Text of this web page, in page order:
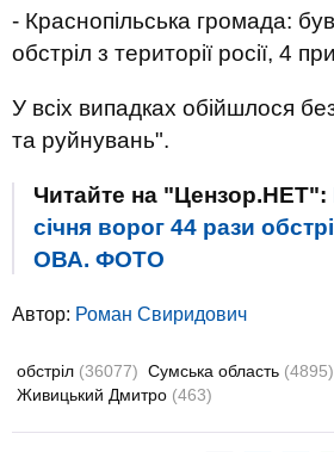
- Краснопільська громада:
обстріл з території росії, 4
У всіх випадках обійшлося
та руйнувань".
Читайте на "Цензор.НЕТ":
січня ворог 44 рази
ОВА. ФОТО
Автор: Роман Свиридович
обстріл (36077) Сумська область (4895)
Живицький Дмитро (463)